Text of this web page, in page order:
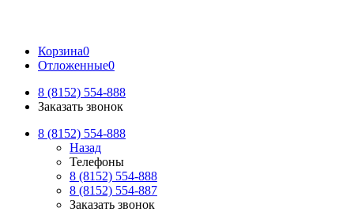
Корзина0
Отложенные0
8 (8152) 554-888
Заказать звонок
8 (8152) 554-888
Назад
Телефоны
8 (8152) 554-888
8 (8152) 554-887
Заказать звонок